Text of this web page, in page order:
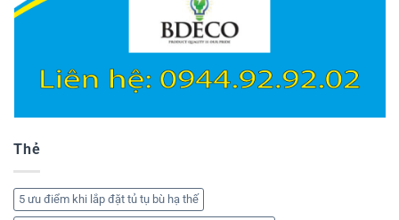
Thẻ
5 ưu điểm khi lắp đặt tủ tụ bù hạ thế